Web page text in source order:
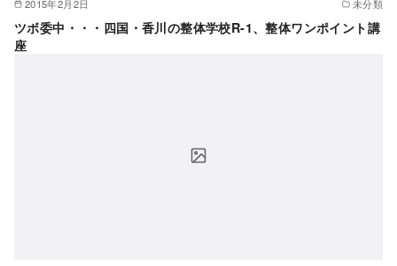
2015年2月2日 未分類
ツボ委中・・・四国・香川の整体学校R-1、整体ワンポイント講
座